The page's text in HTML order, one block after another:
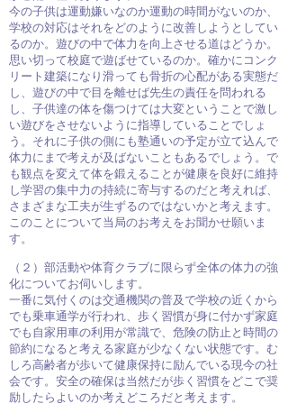
今の子供は運動嫌いなのか運動の時間がないのか、
学校の対応はそれをどのように改善しようとしてい
るのか。遊びの中で体力を向上させる道はどうか。
思い切って校庭で遊ばせているのか。確かにコンク
リート建築になり滑っても骨折の心配がある実態だ
し、 遊びの中で目を離せば先生の責任を問われる
し、子供達の体を傷つけては大変ということで激し
い遊びをさせないように指導していることでしょ
う。それに子供の側にも塾通いの予定が立て込んで
体力にまで考えが及ばないこともあるでしょう。で
も観点を変えて体を鍛えることが健康を良好に維持
し学習の集中力の持続に寄与するのだと考えれば、
さまざまな工夫が生ずるのではないかと考えます。
このことについて当局のお考えをお聞かせ願いま
す。
（２）部活動や体育クラブに限らず全体の体力の強
化についてお伺いします。
一番に気付くのは交通機関の普及で学校の近くから
でも乗車通学が行われ、歩く習慣が身に付かず家庭
でも自家用車の利用が常識で、危険の防止と時間の
節約になると考える家庭が少なくない状態です。む
しろ高齢者が歩いて健康保持に励んでいる現今の社
会です。安全の確保は当然だが歩く習慣をどこで奨
励したらよいのか考えどころだと考えます。